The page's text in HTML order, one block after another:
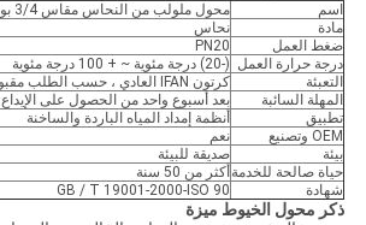
اسم
محول ملولب من النحاس مقاس 3/4 بوصة × 1/2 بوصة MN ذكر
مادة
نحاس
ضغط العمل
PN20
درجة حرارة العمل (-20) درجة مئوية ~ + 100 درجة مئوية
التعبئة
كرتون IFAN العادي ، حسب الطلب مقبول
المهلة السائبة
بعد أسبوع واحد من الحصول على الإيداع
تطبيق
أنظمة إمداد المياه الباردة والساخنة
OEM وتصنيع
نعم
بيئة
صديقة للبيئة
حياة صالحة للخدمة أكثر من 50 سنة
شهادة
GB / T 19001-2000-ISO 90
ذكر محول الخيوط ميزة